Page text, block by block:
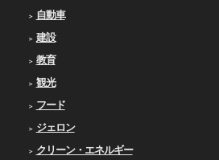
自動車
建設
教育
観光
フード
ジェロン
クリーン・エネルギー